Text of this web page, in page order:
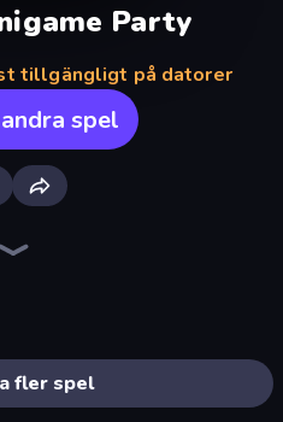
Party
tillgängligt på datorer
spel
fler spel